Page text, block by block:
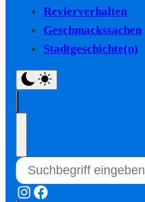
Revierverhalten
Geschmackssachen
Stadtgeschichte(n)
Instagram
Facebook